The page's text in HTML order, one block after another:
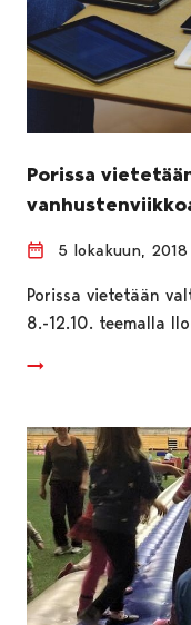
Porissa
5 lokakuun, 2018
Porissa vietetään
8.-12.10. teemalla